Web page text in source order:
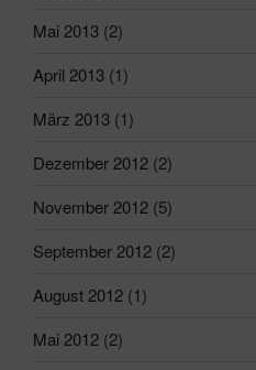
Mai 2013 (2)
April 2013 (1)
März 2013 (1)
Dezember 2012 (2)
November 2012 (5)
September 2012 (2)
August 2012 (1)
Mai 2012 (2)